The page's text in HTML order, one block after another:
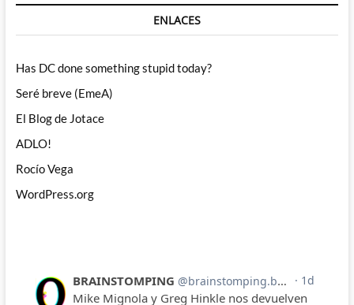
ENLACES
Has DC done something stupid today?
Seré breve (EmeA)
El Blog de Jotace
ADLO!
Rocío Vega
WordPress.org